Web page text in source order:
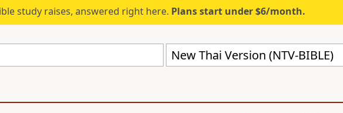
study raises, answered right here. Plans start under $6/month.
New Thai Version (NTV-BIBLE)